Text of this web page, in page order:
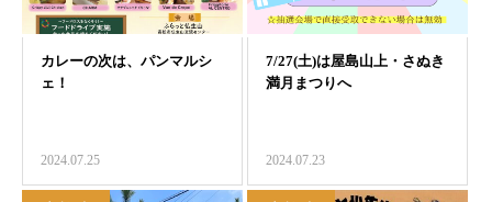
2024.07.25 2024.07.23